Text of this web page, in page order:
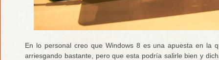
En lo personal creo que Windows 8 es una apuesta en la
arriesgando bastante, pero que esta podría salirle bien y